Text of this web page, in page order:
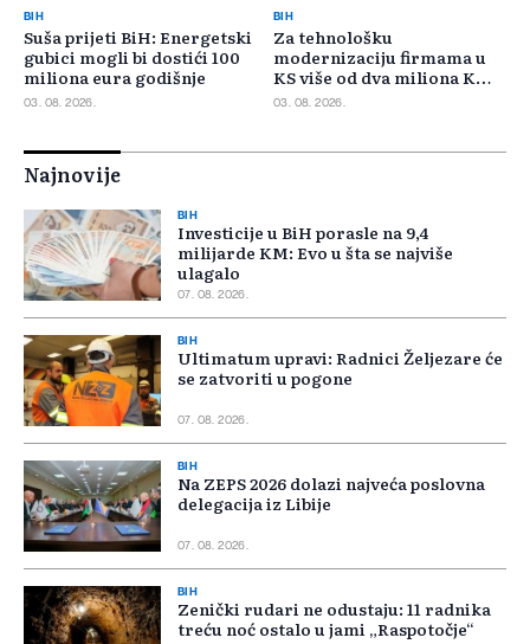
BIH
Suša prijeti BiH: Energetski
gubici mogli bi dostići 100
miliona eura godišnje
03. 08. 2026.
BIH
Za tehnološku
modernizaciju firmama u
KS više od dva miliona KM,
odbijeno 135 prijava
03. 08. 2026.
Najnovije
BIH
Investicije u BiH porasle na 9,4
milijarde KM: Evo u šta se najviše
ulagalo
07. 08. 2026.
BIH
Ultimatum upravi: Radnici Željezare će
se zatvoriti u pogone
07. 08. 2026.
BIH
Na ZEPS 2026 dolazi najveća poslovna
delegacija iz Libije
07. 08. 2026.
BIH
Zenički rudari ne odustaju: 11 radnika
treću noć ostalo u jami „Raspotočje“